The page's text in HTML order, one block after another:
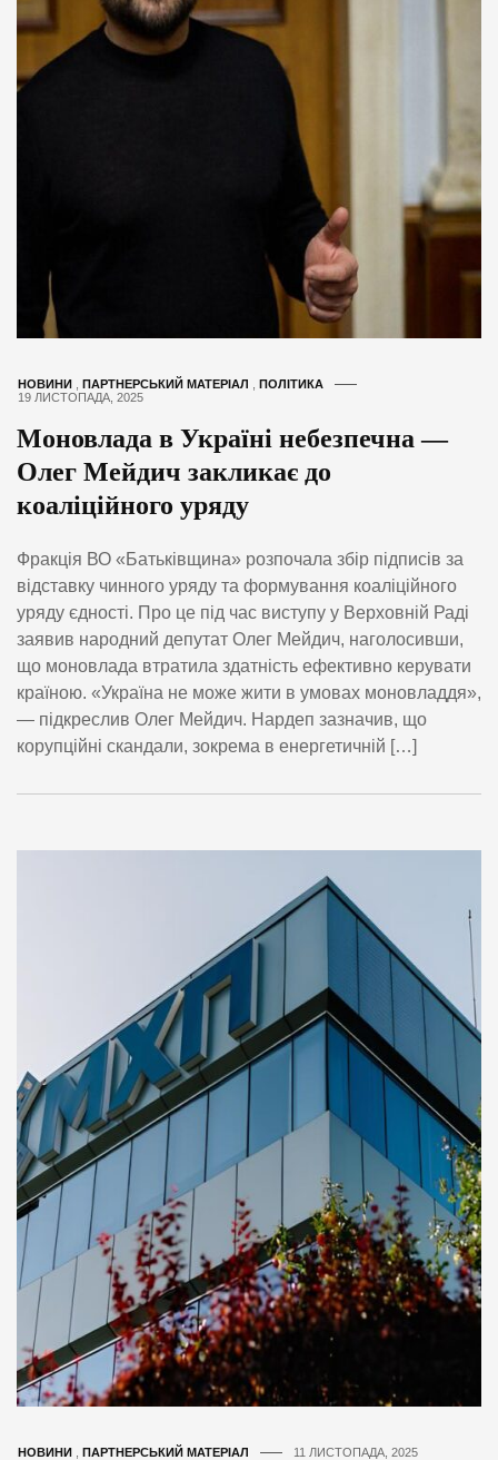
НОВИНИ ПАРТНЕРСЬКИЙ МАТЕРІАЛ
ПОЛІТИКА
19 ЛИСТОПАДА, 2025
Моновлада в Україні небезпечна —
Олег Мейдич закликає до
коаліційного уряду
Фракція ВО «Батьківщина» розпочала збір підписів за
відставку чинного уряду та формування коаліційного
уряду єдності. Про це під час виступу у Верховній Раді
заявив народний депутат Олег Мейдич, наголосивши,
що моновлада втратила здатність ефективно керувати
країною. «Україна не може жити в умовах моновладдя»,
— підкреслив Олег Мейдич. Нардеп зазначив, що
корупційні скандали, зокрема в енергетичній […]
НОВИНИ ПАРТНЕРСЬКИЙ МАТЕРІАЛ 11 ЛИСТОПАДА, 2025